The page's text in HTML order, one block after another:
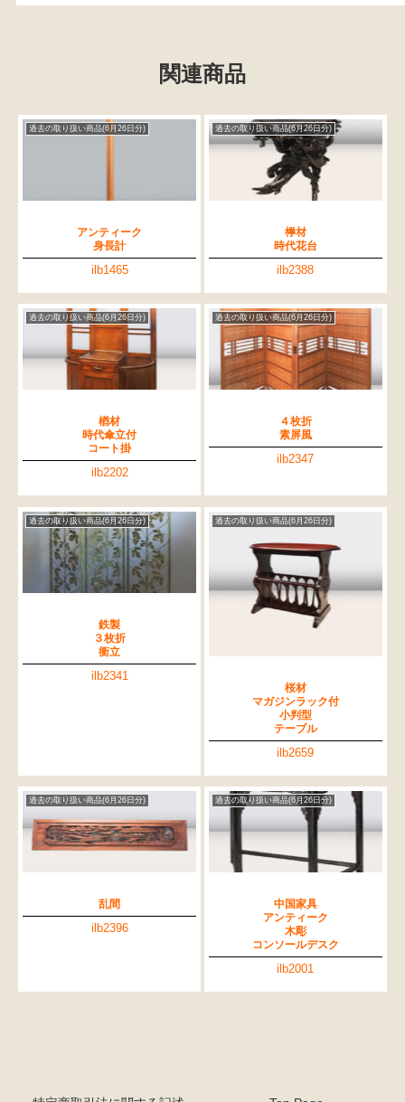
関連商品
過去の取り扱い商品(6月26日分)
アンティーク
身長計
ilb1465
過去の取り扱い商品(6月26日分)
﨔材
時代花台
ilb2388
過去の取り扱い商品(6月26日分)
楢材
時代傘立付
コート掛
ilb2202
過去の取り扱い商品(6月26日分)
４枚折
素屏風
ilb2347
過去の取り扱い商品(6月26日分)
鉄製
３枚折
衝立
ilb2341
過去の取り扱い商品(6月26日分)
桜材
マガジンラック付
小判型
テーブル
ilb2659
過去の取り扱い商品(6月26日分)
乱間
ilb2396
過去の取り扱い商品(6月26日分)
中国家具
アンティーク
木彫
コンソールデスク
ilb2001